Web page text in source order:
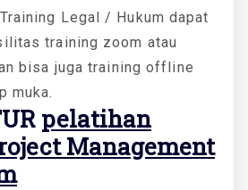
Legal / Hukum dapat
training zoom atau
bisa juga training offline
muka.
pelatihan
Management